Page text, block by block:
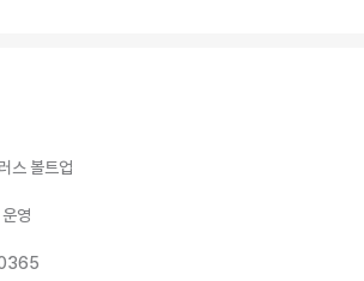
스 볼트업
영